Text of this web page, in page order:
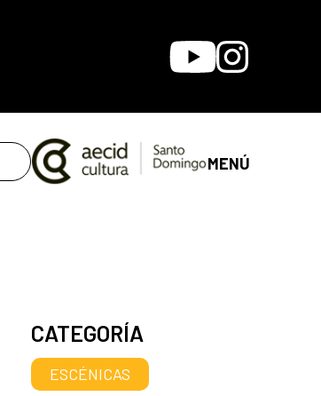
YoutubeInstagram
MENÚ
CATEGORÍA
ESCÉNICAS